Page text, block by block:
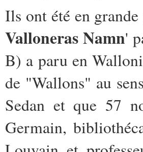
Ils ont été en
Valloneras Namn'
B) a paru en
de "Wallons" au
Sedan et que 57
Germain,